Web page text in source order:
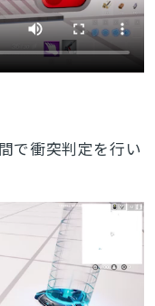
で衝突判定を行い